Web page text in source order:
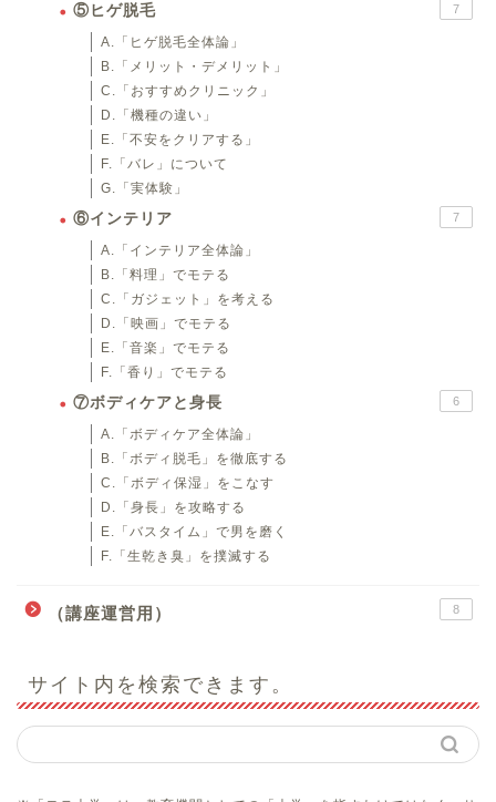
⑤ヒゲ脱毛 7
A.「ヒゲ脱毛全体論」
B.「メリット・デメリット」
C.「おすすめクリニック」
D.「機種の違い」
E.「不安をクリアする」
F.「バレ」について
G.「実体験」
⑥インテリア 7
A.「インテリア全体論」
B.「料理」でモテる
C.「ガジェット」を考える
D.「映画」でモテる
E.「音楽」でモテる
F.「香り」でモテる
⑦ボディケアと身長 6
A.「ボディケア全体論」
B.「ボディ脱毛」を徹底する
C.「ボディ保湿」をこなす
D.「身長」を攻略する
E.「バスタイム」で男を磨く
F.「生乾き臭」を撲滅する
（講座運営用） 8
サイト内を検索できます。